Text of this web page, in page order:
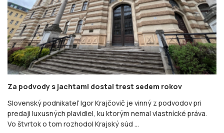
Za podvody s jachtami dostal trest sedem rokov
Slovenský podnikateľ Igor Krajčovič je vinný z podvodov pri
predaji luxusných plavidiel, ku ktorým nemal vlastnícké práva.
Vo štvrtok o tom rozhodol Krajský súd ...